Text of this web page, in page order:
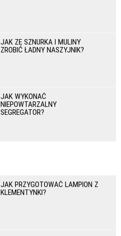
JAK ZE SZNURKA I MULINY
ZROBIĆ ŁADNY NASZYJNIK?
JAK WYKONAĆ
NIEPOWTARZALNY
SEGREGATOR?
JAK PRZYGOTOWAĆ LAMPION Z
KLEMENTYNKI?